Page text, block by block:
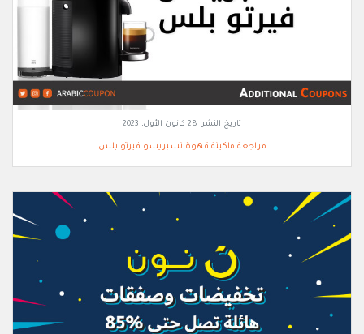
تاريخ النشر: 28 كانون الأول, 2023
مراجعة ماكينة قهوة نسبريسو فيرتو بلس